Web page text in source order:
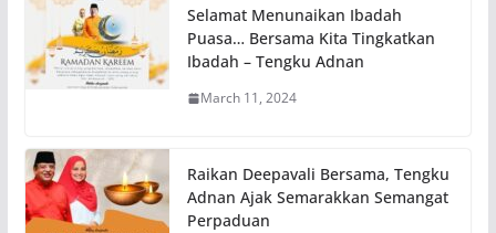
Selamat Menunaikan Ibadah
Puasa… Bersama Kita Tingkatkan
Ibadah – Tengku Adnan
March 11, 2024
Raikan Deepavali Bersama, Tengku
Adnan Ajak Semarakkan Semangat
Perpaduan